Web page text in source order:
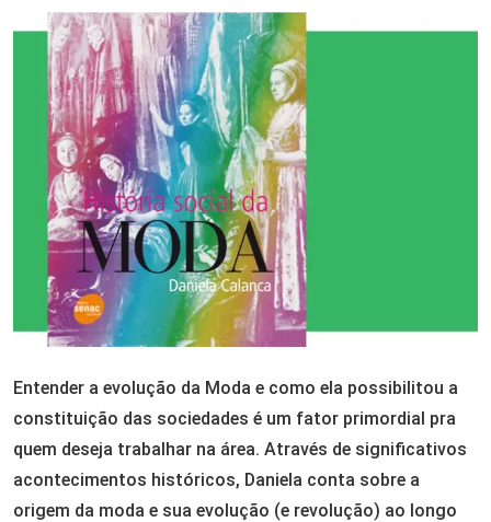
Entender a evolução da Moda e como ela possibilitou a
constituição das sociedades é um fator primordial pra
quem deseja trabalhar na área. Através de significativos
acontecimentos históricos, Daniela conta sobre a
origem da moda e sua evolução (e revolução) ao longo